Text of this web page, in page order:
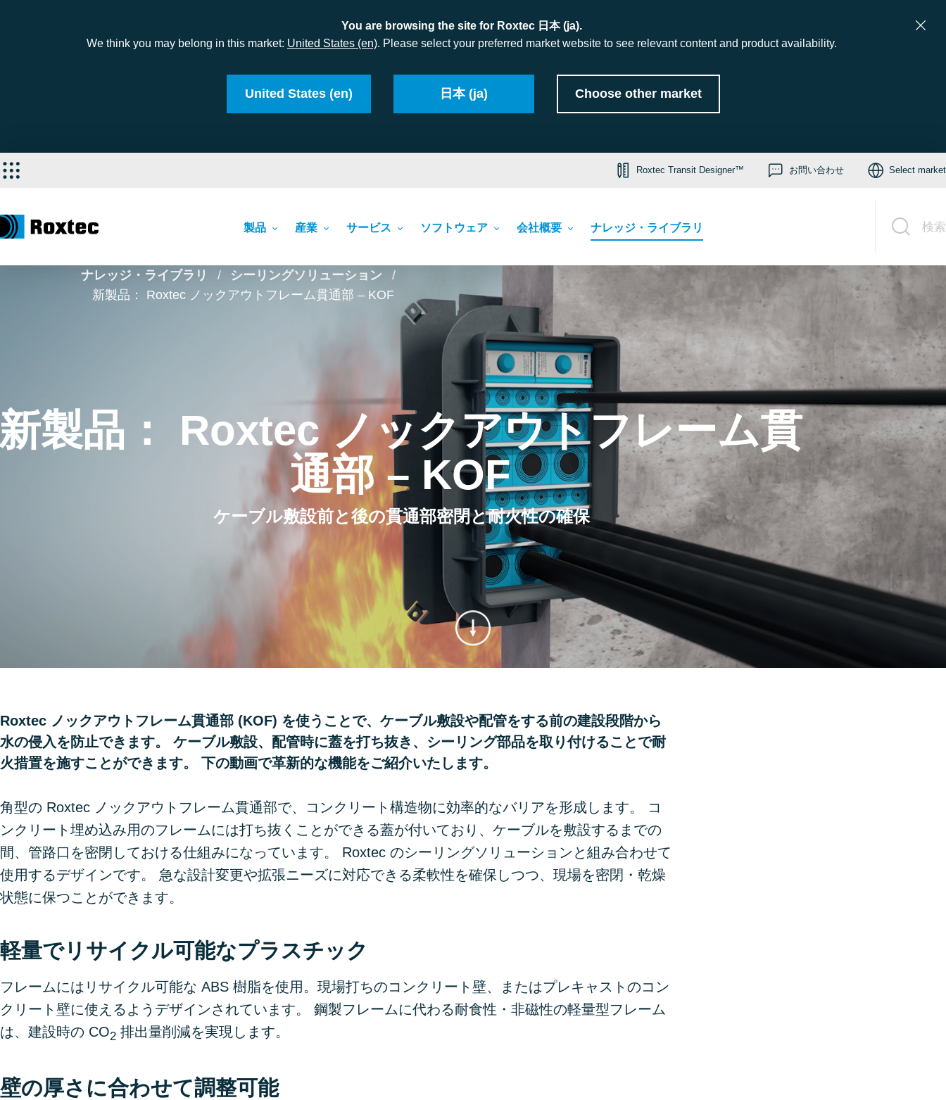
You are browsing the site for Roxtec 日本 (ja).
We think you may belong in this market: United States (en). Please select your preferred market website to see relevant content and product availability.
United States (en) 日本 (ja) Choose other market
Roxtec Transit Designer™ お問い合わせ Select market
製品 産業 サービス ソフトウェア 会社概要 ナレッジ・ライブラリ 検索
ナレッジ・ライブラリ
シーリングソリューション
新製品： Roxtec ノックアウトフレーム貫通部 – KOF
製品： Roxtec ノックアウトフレーム貫
通部 – KOF
ケーブル敷設前と後の貫通部密閉と耐火性の確保
Roxtec ノックアウトフレーム貫通部 (KOF) を使うことで、ケーブル敷設や配管をする前の建設段階から
水の侵入を防止できます。 ケーブル敷設、配管時に蓋を打ち抜き、シーリング部品を取り付けることで耐
火措置を施すことができます。 下の動画で革新的な機能をご紹介いたします。
角型の Roxtec ノックアウトフレーム貫通部で、コンクリート構造物に効率的なバリアを形成します。 コ
ンクリート埋め込み用のフレームには打ち抜くことができる蓋が付いており、ケーブルを敷設するまでの
間、管路口を密閉しておける仕組みになっています。 Roxtec のシーリングソリューションと組み合わせて
使用するデザインです。 急な設計変更や拡張ニーズに対応できる柔軟性を確保しつつ、現場を密閉・乾燥
状態に保つことができます。
軽量でリサイクル可能なプラスチック
フレームにはリサイクル可能な ABS 樹脂を使用。現場打ちのコンクリート壁、またはプレキャストのコン
クリート壁に使えるようデザインされています。 鋼製フレームに代わる耐食性・非磁性の軽量型フレーム
は、建設時の CO2 排出量削減を実現します。
壁の厚さに合わせて調整可能